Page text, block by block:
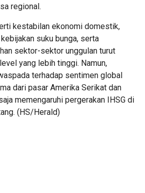
regional.
kestabilan ekonomi domestik,
suku bunga, serta
sektor-sektor unggulan turut
yang lebih tinggi. Namun,
terhadap sentimen global
dari pasar Amerika Serikat dan
memengaruhi pergerakan IHSG di
(HS/Herald)